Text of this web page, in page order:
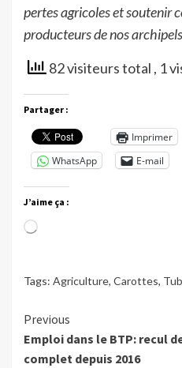
pertes agricoles et soutenir
producteurs de nos
82 visiteurs total , 1
Partager :
Imprimer
WhatsApp
E-mail
J’aime ça :
Chargement…
Tags: Agriculture, Carottes,
Continue
Reading
Previous
Emploi dans le BTP: recul
complet depuis 2016